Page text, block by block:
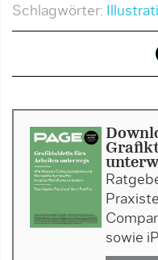
Schlagwörter:
sowie